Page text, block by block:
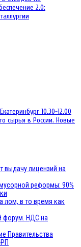
2.0:
10.30-12.00
сырья в России. Новые
выдачу лицензий на
реформы: 90%
лом, в то время как
форум. НДС на
Правительства